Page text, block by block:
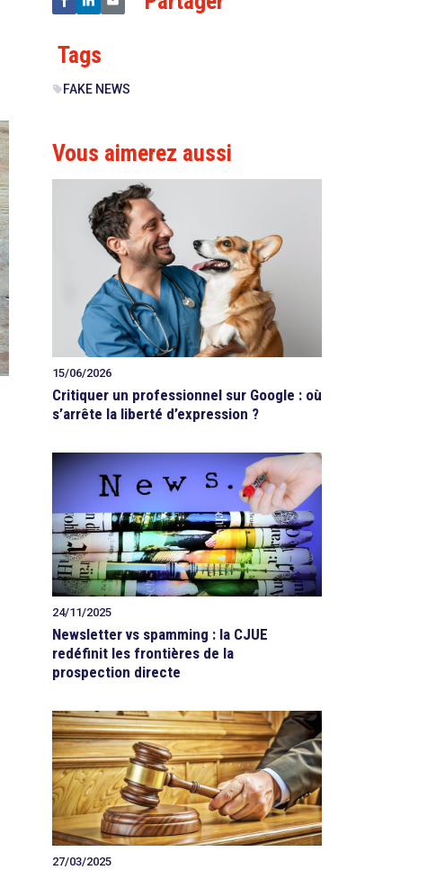
Tags
sell FAKE NEWS
Vous aimerez aussi
15/06/2026
Critiquer un professionnel sur Google : où
s’arrête la liberté d’expression ?
24/11/2025
Newsletter vs spamming : la CJUE
redéfinit les frontières de la
prospection directe
27/03/2025